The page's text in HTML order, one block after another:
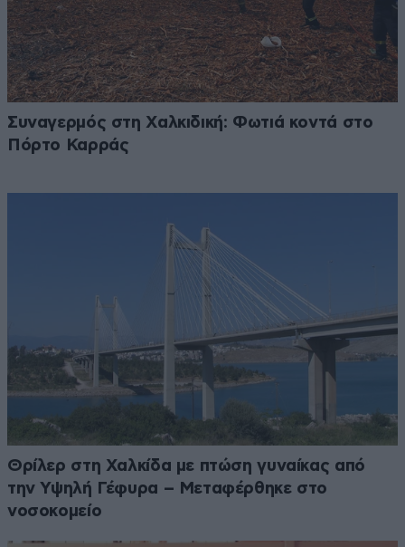
Συναγερμός στη Χαλκιδική: Φωτιά κοντά στο
Πόρτο Καρράς
Θρίλερ στη Χαλκίδα με πτώση γυναίκας από
την Υψηλή Γέφυρα – Μεταφέρθηκε στο
νοσοκομείο